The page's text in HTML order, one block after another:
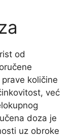
od
količine
već
doza je
uz obroke